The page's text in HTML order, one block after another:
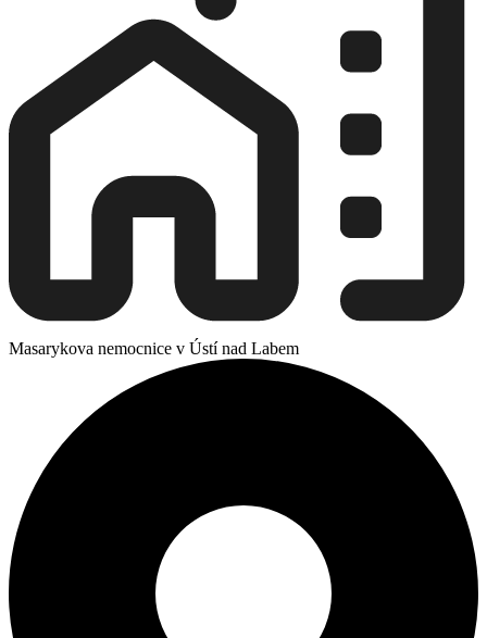
Masarykova nemocnice v Ústí nad Labem